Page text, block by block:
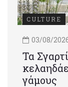
CULTURE
03/08/
Τα
γάμους